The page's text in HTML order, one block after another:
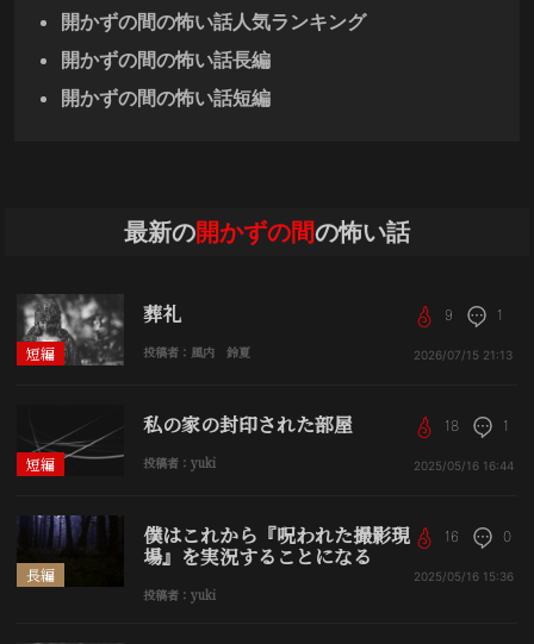
開かずの間の怖い話人気ランキング
開かずの間の怖い話長編
開かずの間の怖い話短編
最新の開かずの間の怖い話
短編
葬礼
投稿者：風内 鈴夏
9 1
2026/07/15 21:13
短編
私の家の封印された部屋
投稿者：yuki
18 1
2025/05/16 16:44
長編
僕はこれから『呪われた撮影現
場』を実況することになる
投稿者：yuki
16 0
2025/05/16 15:36